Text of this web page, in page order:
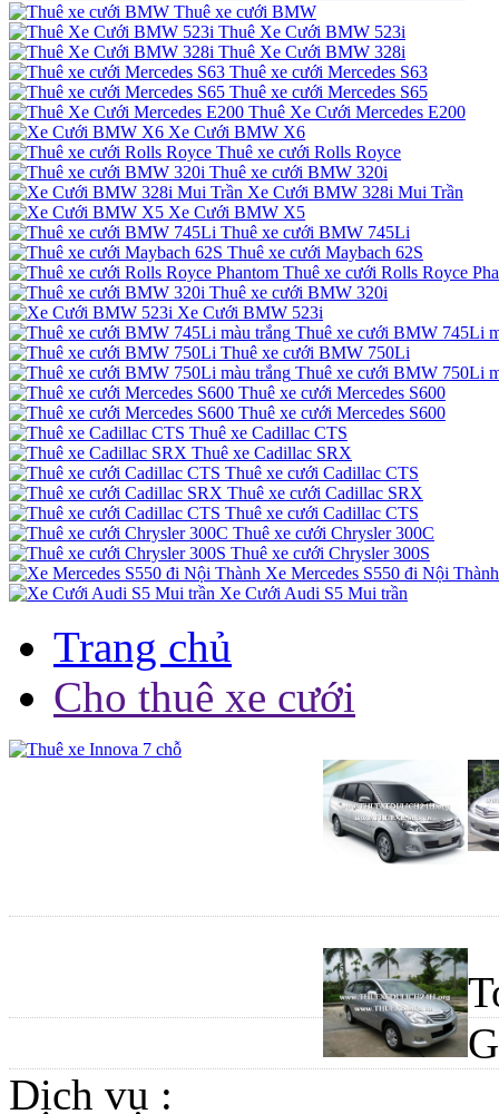
Thuê xe cưới BMW
Thuê Xe Cưới BMW 523i
Thuê Xe Cưới BMW 328i
Thuê xe cưới Mercedes S63
Thuê xe cưới Mercedes S65
Thuê Xe Cưới Mercedes E200
Xe Cưới BMW X6
Thuê xe cưới Rolls Royce
Thuê xe cưới BMW 320i
Xe Cưới BMW 328i Mui Trần
Xe Cưới BMW X5
Thuê xe cưới BMW 745Li
Thuê xe cưới Maybach 62S
Thuê xe cưới Rolls Royce
Thuê xe cưới BMW 320i
Xe Cưới BMW 523i
Thuê xe cưới BMW 745Li
Thuê xe cưới BMW 750Li
Thuê xe cưới BMW 750Li
Thuê xe cưới Mercedes S600
Thuê xe cưới Mercedes S600
Thuê xe Cadillac CTS
Thuê xe Cadillac SRX
Thuê xe cưới Cadillac CTS
Thuê xe cưới Cadillac SRX
Thuê xe cưới Cadillac CTS
Thuê xe cưới Chrysler 300C
Thuê xe cưới Chrysler 300S
Xe Mercedes S550 đi Nội Thành
Xe Cưới Audi S5 Mui trần
Trang chủ
Cho thuê xe cưới
Dịch vụ :